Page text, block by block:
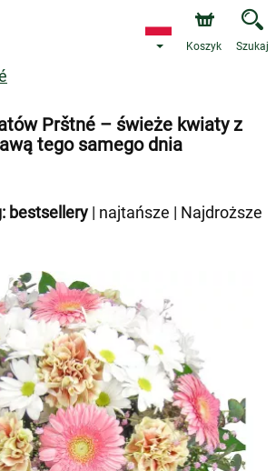
Koszyk Szukaj
Prštné – świeże kwiaty z
tego samego dnia
bestsellery | najtańsze | Najdroższe